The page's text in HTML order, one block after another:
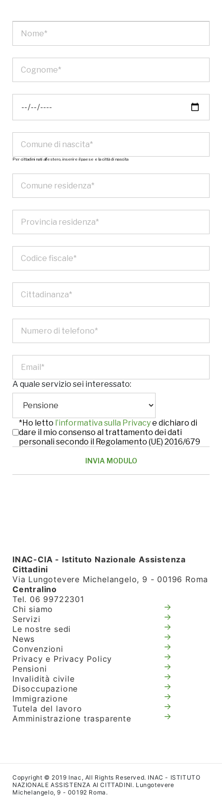
Per cittadini nati all’estero, inserire il paese e la città di nascita
A quale servizio sei interessato:
*Ho letto l’informativa sulla Privacye dichiaro di
dare il mio consenso al trattamento dei dati
personali secondo il Regolamento (UE) 2016/679
INAC-CIA - Istituto Nazionale Assistenza
Cittadini
Via Lungotevere Michelangelo, 9 - 00196 Roma
Centralino
Tel. 06 99722301
Chi siamo
Servizi
Le nostre sedi
News
Convenzioni
Privacy e Privacy Policy
Pensioni
Invalidità civile
Disoccupazione
Immigrazione
Tutela del lavoro
Amministrazione trasparente
Copyright © 2019 Inac, All Rights Reserved. INAC - ISTITUTO
NAZIONALE ASSISTENZA AI CITTADINI. Lungotevere
Michelangelo, 9 - 00192 Roma.